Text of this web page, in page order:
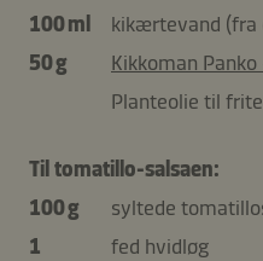
100 ml
kikærtevand (fra
50 g
Kikkoman
Planteolie til
Til tomatillo-salsaen:
100 g
syltede
1
fed hvidløg